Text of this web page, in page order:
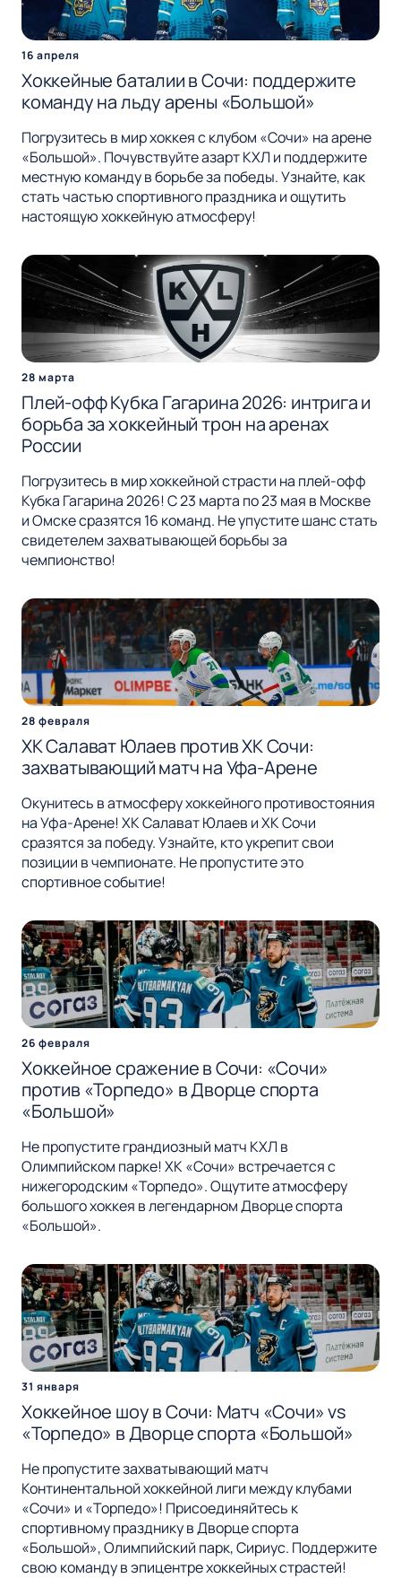
16 апреля
Хоккейные баталии в Сочи: поддержите
команду на льду арены «Большой»
Погрузитесь в мир хоккея с клубом «Сочи» на арене
«Большой». Почувствуйте азарт КХЛ и поддержите
местную команду в борьбе за победы. Узнайте, как
стать частью спортивного праздника и ощутить
настоящую хоккейную атмосферу!
28 марта
Плей-офф Кубка Гагарина 2026: интрига и
борьба за хоккейный трон на аренах
России
Погрузитесь в мир хоккейной страсти на плей-офф
Кубка Гагарина 2026! С 23 марта по 23 мая в Москве
и Омске сразятся 16 команд. Не упустите шанс стать
свидетелем захватывающей борьбы за
чемпионство!
28 февраля
ХК Салават Юлаев против ХК Сочи:
захватывающий матч на Уфа-Арене
Окунитесь в атмосферу хоккейного противостояния
на Уфа-Арене! ХК Салават Юлаев и ХК Сочи
сразятся за победу. Узнайте, кто укрепит свои
позиции в чемпионате. Не пропустите это
спортивное событие!
26 февраля
Хоккейное сражение в Сочи: «Сочи»
против «Торпедо» в Дворце спорта
«Большой»
Не пропустите грандиозный матч КХЛ в
Олимпийском парке! ХК «Сочи» встречается с
нижегородским «Торпедо». Ощутите атмосферу
большого хоккея в легендарном Дворце спорта
«Большой».
31 января
Хоккейное шоу в Сочи: Матч «Сочи» vs
«Торпедо» в Дворце спорта «Большой»
Не пропустите захватывающий матч
Континентальной хоккейной лиги между клубами
«Сочи» и «Торпедо»! Присоединяйтесь к
спортивному празднику в Дворце спорта
«Большой», Олимпийский парк, Сириус. Поддержите
свою команду в эпицентре хоккейных страстей!